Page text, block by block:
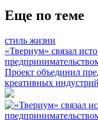
Еще по теме
стиль жизни
«Твериум» связал
Проект объединил
креативных